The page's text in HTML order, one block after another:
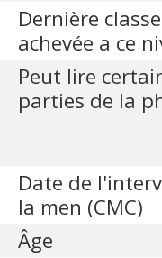
Dernière classe
achevée a ce
Peut lire
parties de la
Date de
la men (CMC)
Âge